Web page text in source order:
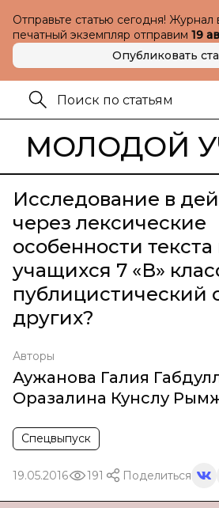
Отправьте статью сегодня! Журнал
печатный экземпляр отправим 19
Опубликовать
МОЛОДОЙ
Исследование в
через лексические
особенности текста
учащихся 7 «В»
публицистический
других?
Авторы
Аужанова Галия
Оразалина Кунслу
Спецвыпуск
19.05.2016 191 Поделиться